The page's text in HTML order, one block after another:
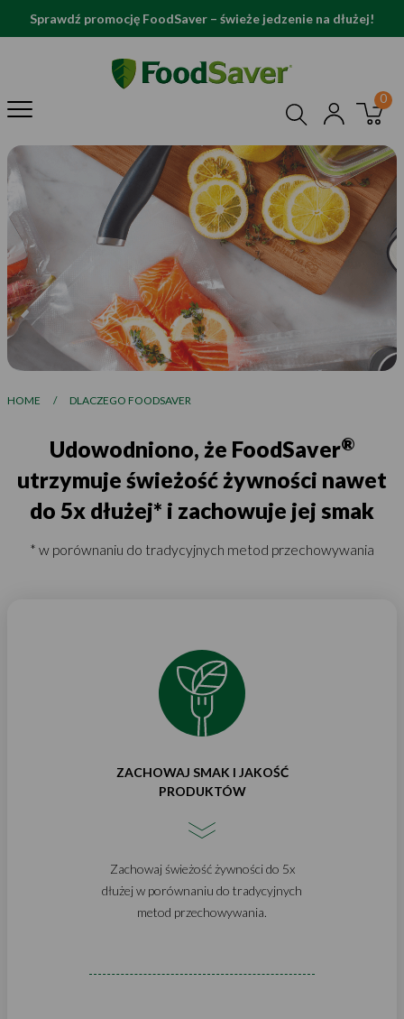
Sprawdź promocję FoodSaver – świeże jedzenie na dłużej!
HOME / DLACZEGO FOODSAVER
Udowodniono, że FoodSaver®
utrzymuje świeżość żywności nawet
do 5x dłużej* i zachowuje jej smak
* w porównaniu do tradycyjnych metod przechowywania
ZACHOWAJ SMAK I JAKOŚĆ
PRODUKTÓW
Zachowaj świeżość żywności do 5x
dłużej w porównaniu do tradycyjnych
metod przechowywania.